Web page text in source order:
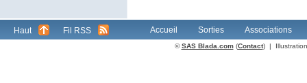
Haut Fil RSS Accueil Sorties Associations
©SAS Blada.com(Contact) |